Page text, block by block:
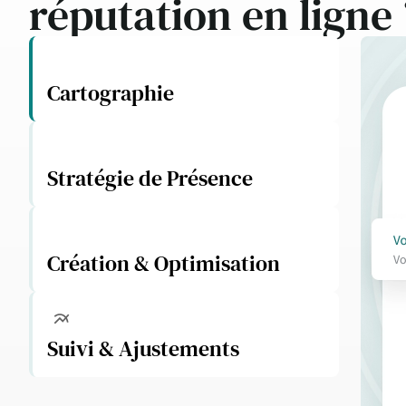
réputation en ligne
Cartographie
Stratégie de Présence
Création & Optimisation
Suivi & Ajustements